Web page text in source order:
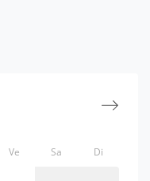
Ve Sa Di